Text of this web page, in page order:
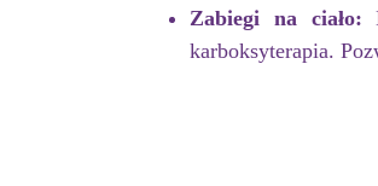
Zabiegi na ciało:
karboksyterapia.